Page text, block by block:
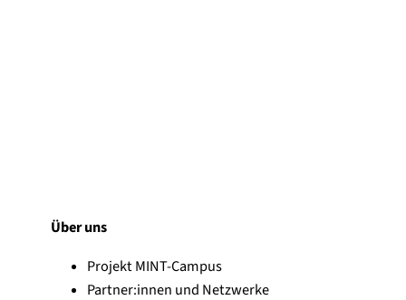
Über uns
Projekt MINT-Campus
Partner:innen und Netzwerke